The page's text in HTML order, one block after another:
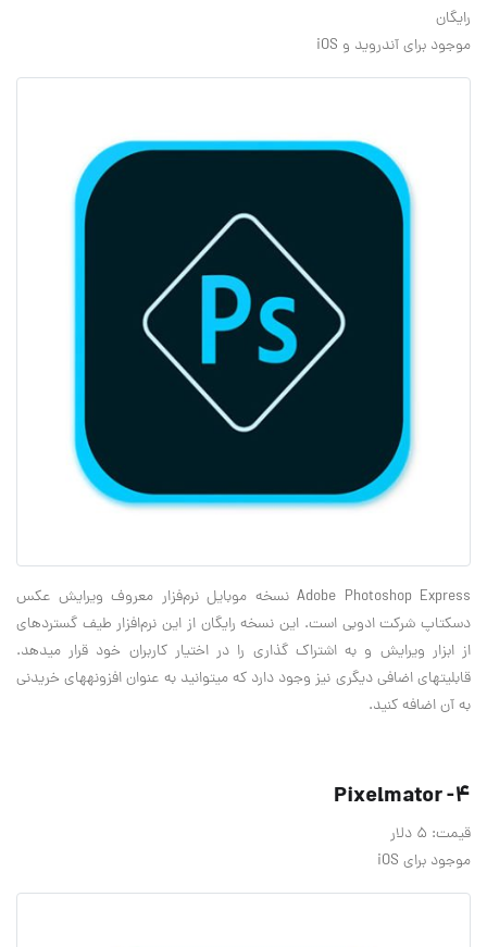
رایگان
موجود برای آندروید و iOS
Adobe Photoshop Express نسخه موبایل نرم‌فزار معروف ویرایش عکس
دسکتاپ شرکت ادوبی است. این نسخه رايگان از این نرم‌افزار طیف گسترده‎ای
از ابزار ویرایش و به اشتراک گذاری را در اختیار کاربران خود قرار می‎دهد.
قابلیت‎های اضافی دیگری نیز وجود دارد که می‎توانید به عنوان افزونه‎های خریدنی
به آن اضافه کنید.
4- Pixelmator
قیمت: 5 دلار
موجود برای iOS